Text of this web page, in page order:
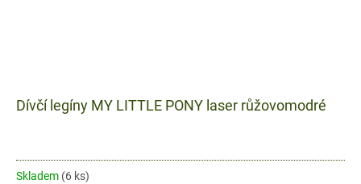
Dívčí legíny MY LITTLE PONY laser růžovomodré
Skladem (6 ks)